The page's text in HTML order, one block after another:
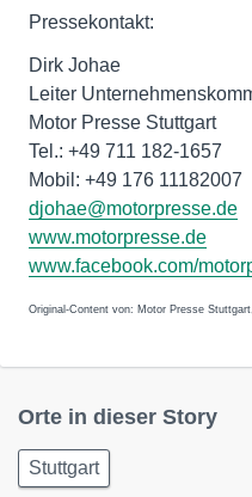
Pressekontakt:
Dirk Johae
Leiter
Motor Presse Stuttgart
Tel.: +49 711 182-1657
Mobil: +49 176 11182007
djohae@motorpresse.de
www.motorpresse.de
www.facebook.com/
Original-Content von: Motor Presse
Orte in dieser Story
Stuttgart